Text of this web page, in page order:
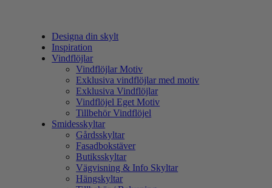
Designa din skylt
Inspiration
Vindflöjlar
Vindflöjlar Motiv
Exklusiva vindflöjlar med motiv
Exklusiva Vindflöjlar
Vindflöjel Eget Motiv
Tillbehör Vindflöjel
Smidesskyltar
Gårdsskyltar
Fasadbokstäver
Butiksskyltar
Vägvisning & Info Skyltar
Hängskyltar